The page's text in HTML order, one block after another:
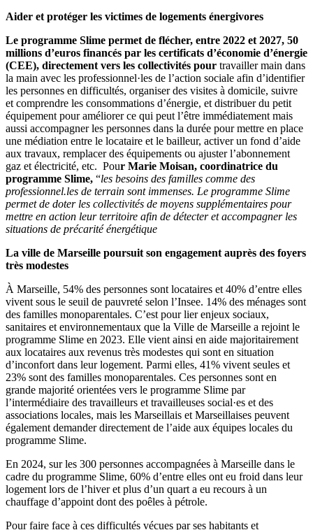
Aider et protéger les victimes de logements énergivores
Le programme Slime permet de flécher, entre 2022 et 2027, 50
millions d’euros financés par les certificats d’économie d’énergie
(CEE), directement vers les collectivités pour travailler main dans
la main avec les professionnel·les de l’action sociale afin d’identifier
les personnes en difficultés, organiser des visites à domicile, suivre
et comprendre les consommations d’énergie, et distribuer du petit
équipement pour améliorer ce qui peut l’être immédiatement mais
aussi accompagner les personnes dans la durée pour mettre en place
une médiation entre le locataire et le bailleur, activer un fond d’aide
aux travaux, remplacer des équipements ou ajuster l’abonnement
gaz et électricité, etc. Pour Marie Moisan, coordinatrice du
programme Slime, “les besoins des familles comme des
professionnel.les de terrain sont immenses. Le programme Slime
permet de doter les collectivités de moyens supplémentaires pour
mettre en action leur territoire afin de détecter et accompagner les
situations de précarité énergétique
La ville de Marseille poursuit son engagement auprès des foyers
très modestes
À Marseille, 54% des personnes sont locataires et 40% d’entre elles
vivent sous le seuil de pauvreté selon l’Insee. 14% des ménages sont
des familles monoparentales. C’est pour lier enjeux sociaux,
sanitaires et environnementaux que la Ville de Marseille a rejoint le
programme Slime en 2023. Elle vient ainsi en aide majoritairement
aux locataires aux revenus très modestes qui sont en situation
d’inconfort dans leur logement. Parmi elles, 41% vivent seules et
23% sont des familles monoparentales. Ces personnes sont en
grande majorité orientées vers le programme Slime par
l’intermédiaire des travailleurs et travailleuses social·es et des
associations locales, mais les Marseillais et Marseillaises peuvent
également demander directement de l’aide aux équipes locales du
programme Slime.
En 2024, sur les 300 personnes accompagnées à Marseille dans le
cadre du programme Slime, 60% d’entre elles ont eu froid dans leur
logement lors de l’hiver et plus d’un quart a eu recours à un
chauffage d’appoint dont des poêles à pétrole.
Pour faire face à ces difficultés vécues par ses habitants et